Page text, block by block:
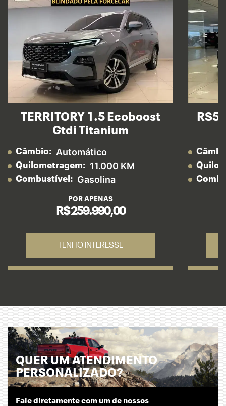
TERRITORY 1.5 Ecoboost
Gtdi Titanium
Câmbio: Automático
Quilometragem: 11.000 KM
Combustível: Gasolina
POR APENAS
R$ 259.990,00
TENHO INTERESSE
RS5
QUER UM ATENDIMENTO
PERSONALIZADO?
Fale diretamente com um de nossos